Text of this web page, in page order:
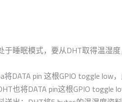
睡眠模式，要从DHT取得温湿度
将DATA pin 这根GPIO toggle low
也将DATA pin这根GPIO toggle